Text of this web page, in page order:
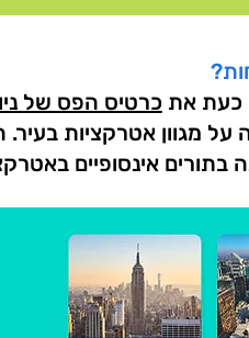
כעת את כרטיס הפס של
הנחה על מגוון אטרקציות
בתורים אינסופיים